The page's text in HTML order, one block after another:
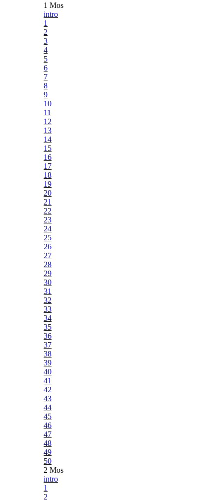
1 Mos
intro
1
2
3
4
5
6
7
8
9
10
11
12
13
14
15
16
17
18
19
20
21
22
23
24
25
26
27
28
29
30
31
32
33
34
35
36
37
38
39
40
41
42
43
44
45
46
47
48
49
50
2 Mos
intro
1
2